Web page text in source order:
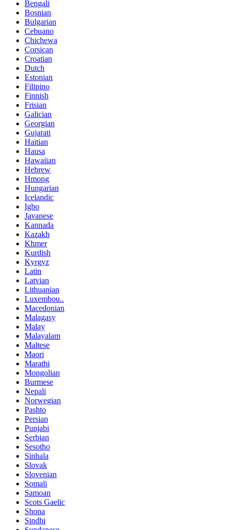
Bengali
Bosnian
Bulgarian
Cebuano
Chichewa
Corsican
Croatian
Dutch
Estonian
Filipino
Finnish
Frisian
Galician
Georgian
Gujarati
Haitian
Hausa
Hawaiian
Hebrew
Hmong
Hungarian
Icelandic
Igbo
Javanese
Kannada
Kazakh
Khmer
Kurdish
Kyrgyz
Latin
Latvian
Lithuanian
Luxembou..
Macedonian
Malagasy
Malay
Malayalam
Maltese
Maori
Marathi
Mongolian
Burmese
Nepali
Norwegian
Pashto
Persian
Punjabi
Serbian
Sesotho
Sinhala
Slovak
Slovenian
Somali
Samoan
Scots Gaelic
Shona
Sindhi